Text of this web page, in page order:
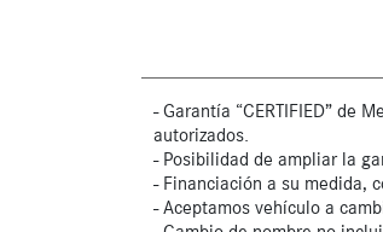
- Garantía “CERTIFIED” de
autorizados.
- Posibilidad de ampliar la
- Financiación a su medida,
- Aceptamos vehículo a